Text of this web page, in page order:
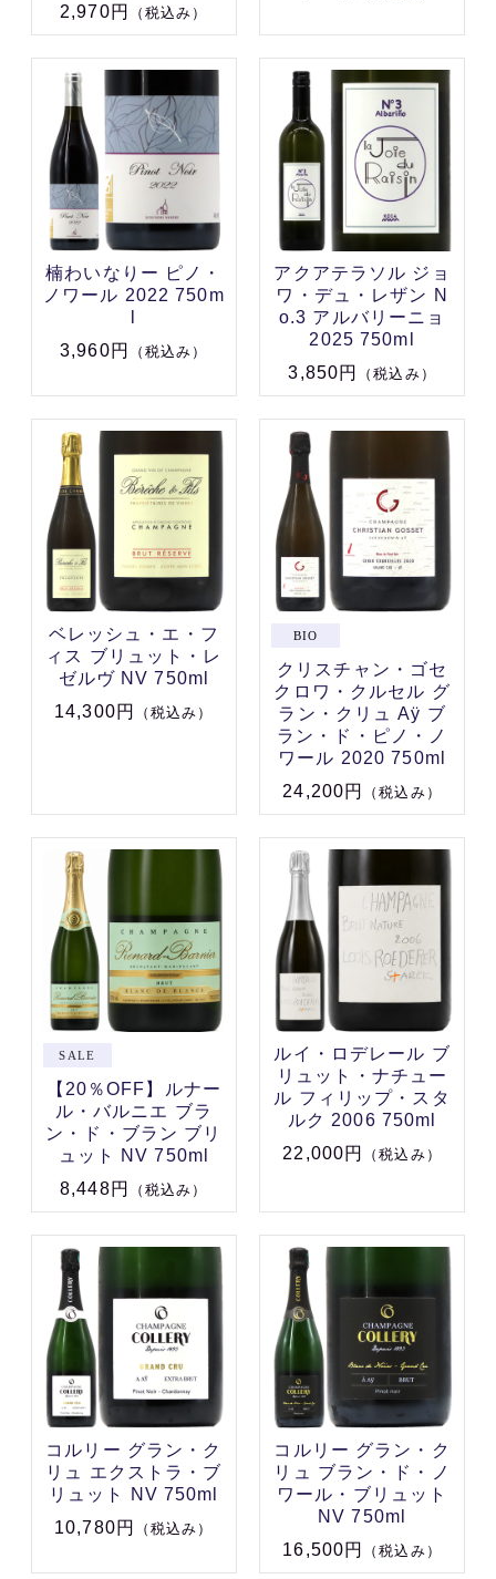
2,970円
（税込み）
楠わいなりー ピノ・
ノワール 2022 750m
3,960円
（税込み）
アクアテラソル ジョ
ワ・デュ・レザン N
o.3 アルバリーニョ
2025 750ml
3,850円
（税込み）
ベレッシュ・エ・フ
ィス ブリュット・レ
ゼルヴ NV 750ml
14,300円
（税込み）
クリスチャン・ゴセ
クロワ・クルセル グ
ラン・クリュ Aÿ ブ
ラン・ド・ピノ・ノ
ワール 2020 750ml
24,200円
（税込み）
【20％OFF】ルナー
ル・バルニエ ブラ
ン・ド・ブラン ブリ
ュット NV 750ml
8,448円
（税込み）
ルイ・ロデレール ブ
リュット・ナチュー
ル フィリップ・スタ
ルク 2006 750ml
22,000円
（税込み）
コルリー グラン・ク
リュ エクストラ・ブ
リュット NV 750ml
10,780円
（税込み）
コルリー グラン・ク
リュ ブラン・ド・ノ
ワール・ブリュット
NV 750ml
16,500円
（税込み）